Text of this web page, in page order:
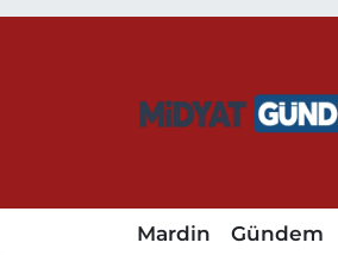
Mardin Gündem